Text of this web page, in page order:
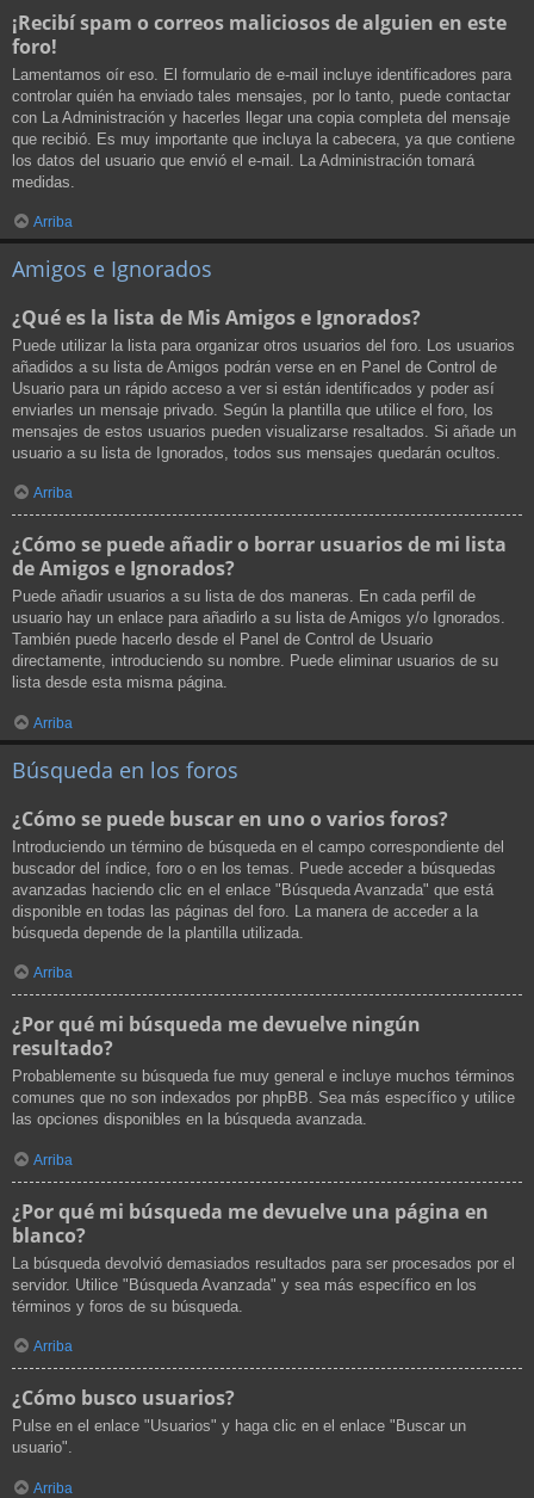
¡Recibí spam o correos maliciosos de alguien en este
foro!
Lamentamos oír eso. El formulario de e-mail incluye identificadores para
controlar quién ha enviado tales mensajes, por lo tanto, puede contactar
con La Administración y hacerles llegar una copia completa del mensaje
que recibió. Es muy importante que incluya la cabecera, ya que contiene
los datos del usuario que envió el e-mail. La Administración tomará
medidas.
Arriba
Amigos e Ignorados
¿Qué es la lista de Mis Amigos e Ignorados?
Puede utilizar la lista para organizar otros usuarios del foro. Los usuarios
añadidos a su lista de Amigos podrán verse en en Panel de Control de
Usuario para un rápido acceso a ver si están identificados y poder así
enviarles un mensaje privado. Según la plantilla que utilice el foro, los
mensajes de estos usuarios pueden visualizarse resaltados. Si añade un
usuario a su lista de Ignorados, todos sus mensajes quedarán ocultos.
Arriba
¿Cómo se puede añadir o borrar usuarios de mi lista
de Amigos e Ignorados?
Puede añadir usuarios a su lista de dos maneras. En cada perfil de
usuario hay un enlace para añadirlo a su lista de Amigos y/o Ignorados.
También puede hacerlo desde el Panel de Control de Usuario
directamente, introduciendo su nombre. Puede eliminar usuarios de su
lista desde esta misma página.
Arriba
Búsqueda en los foros
¿Cómo se puede buscar en uno o varios foros?
Introduciendo un término de búsqueda en el campo correspondiente del
buscador del índice, foro o en los temas. Puede acceder a búsquedas
avanzadas haciendo clic en el enlace "Búsqueda Avanzada" que está
disponible en todas las páginas del foro. La manera de acceder a la
búsqueda depende de la plantilla utilizada.
Arriba
¿Por qué mi búsqueda me devuelve ningún
resultado?
Probablemente su búsqueda fue muy general e incluye muchos términos
comunes que no son indexados por phpBB. Sea más específico y utilice
las opciones disponibles en la búsqueda avanzada.
Arriba
¿Por qué mi búsqueda me devuelve una página en
blanco?
La búsqueda devolvió demasiados resultados para ser procesados por el
servidor. Utilice "Búsqueda Avanzada" y sea más específico en los
términos y foros de su búsqueda.
Arriba
¿Cómo busco usuarios?
Pulse en el enlace "Usuarios" y haga clic en el enlace "Buscar un
usuario".
Arriba